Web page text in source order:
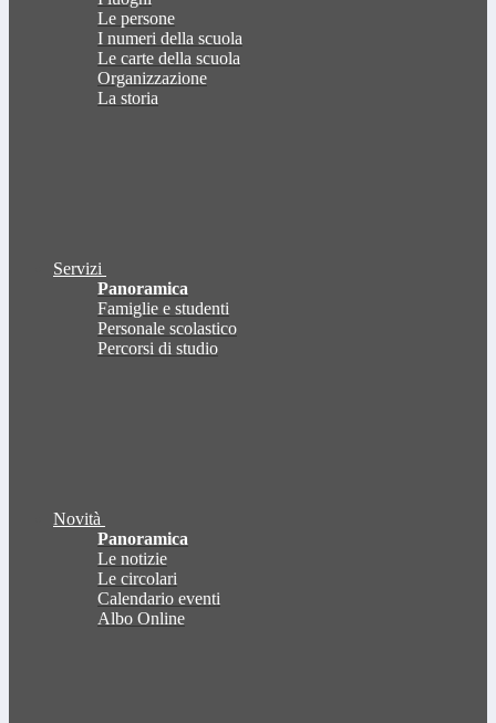
Le persone
I numeri della scuola
Le carte della scuola
Organizzazione
La storia
Servizi
Panoramica
Famiglie e studenti
Personale scolastico
Percorsi di studio
Novità
Panoramica
Le notizie
Le circolari
Calendario eventi
Albo Online